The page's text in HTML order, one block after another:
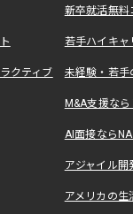
新卒就活無料
若手ハイキ
クティブ 未経験・若手
M&A支援な
AI面接なら
アジャイル
アメリカの